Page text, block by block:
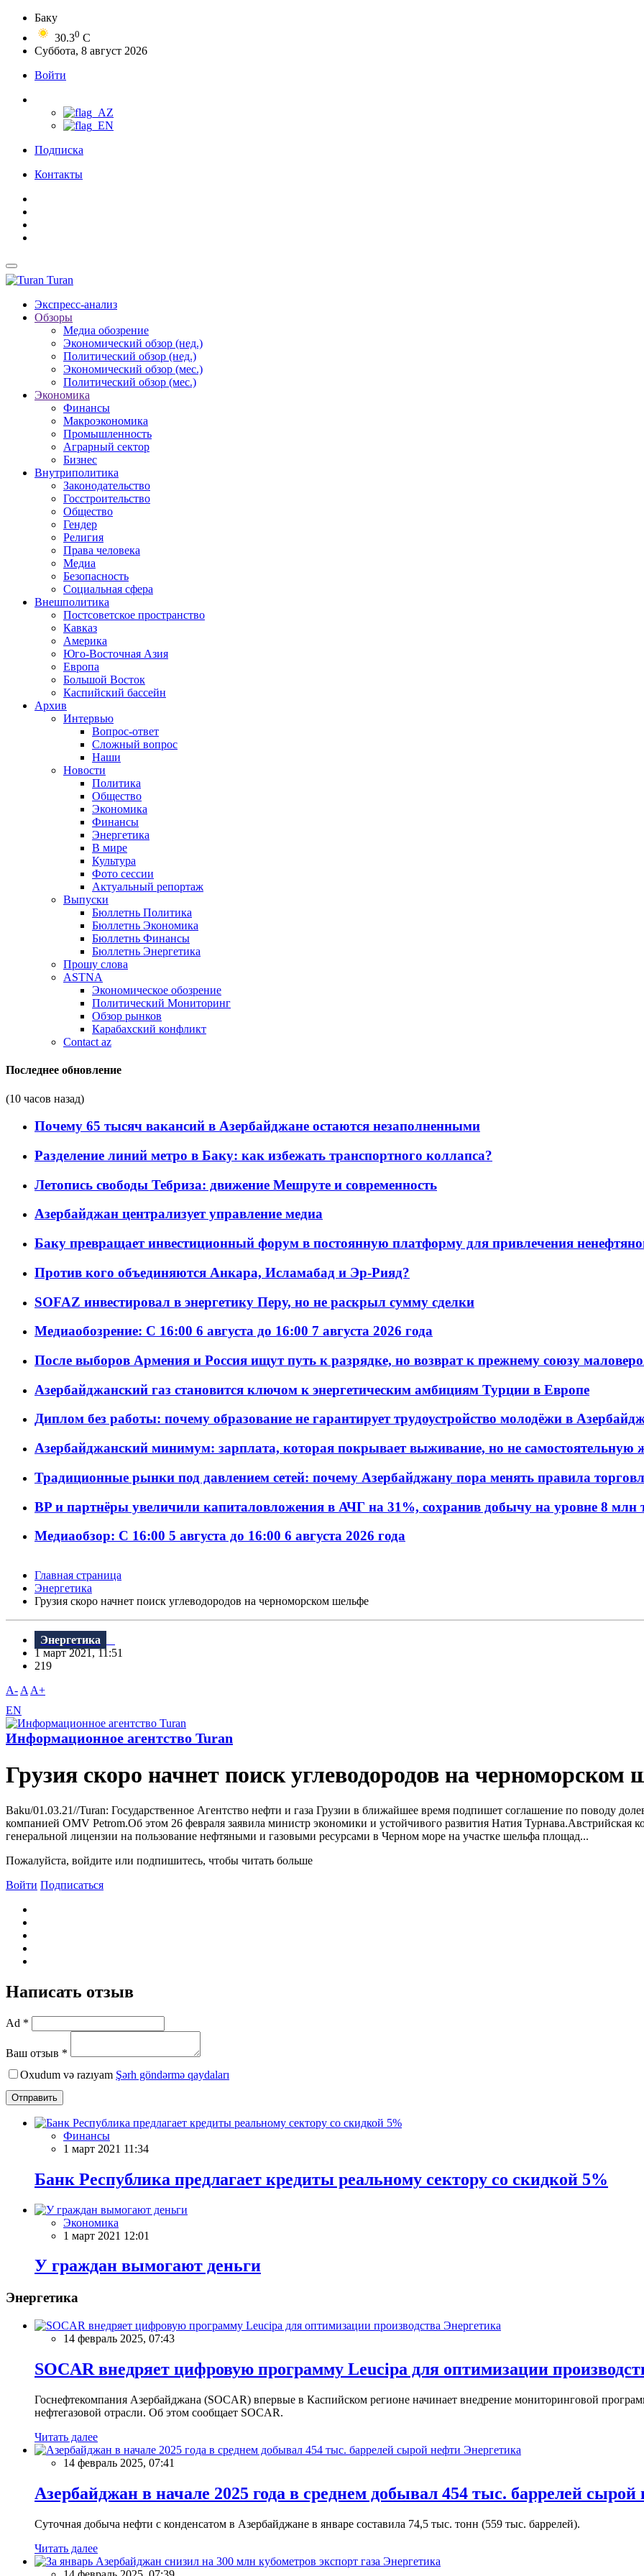
Баку
30.30 C
Суббота, 8 август 2026
Войти
Подписка
Контакты
Turan
Экспресс-анализ
Обзоры
Медиа обозрение
Экономический обзор (нед.)
Политический обзор (нед.)
Экономический обзор (мес.)
Политический обзор (мес.)
Экономика
Финансы
Макроэкономика
Промышленность
Аграрный сектор
Бизнес
Внутриполитика
Законодательство
Госстроительство
Общество
Гендер
Религия
Права человека
Медиа
Безопасность
Социальная сфера
Внешполитика
Постсоветское пространство
Кавказ
Америка
Юго-Восточная Азия
Европа
Большой Восток
Каспийский бассейн
Архив
Интервью
Вопрос-ответ
Сложный вопрос
Наши
Новости
Политика
Общество
Экономика
Финансы
Энергетика
В мире
Культура
Фото сессии
Актуальный репортаж
Выпуски
Бюллетнь Политика
Бюллетнь Экономика
Бюллетнь Финансы
Бюллетнь Энергетика
Прошу слова
ASTNA
Экономическое обозрение
Политический Мониторинг
Обзор рынков
Карабахский конфликт
Contact az
Последнее обновление
(10 часов назад)
Почему 65 тысяч вакансий в Азербайджане остаются незаполненными
Разделение линий метро в Баку: как избежать транспортного коллапса?
Летопись свободы Тебриза: движение Мешруте и современность
Азербайджан централизует управление медиа
Баку превращает инвестиционный форум в постоянную платформу для привлечения
Против кого объединяются Анкара, Исламабад и Эр-Рияд?
SOFAZ инвестировал в энергетику Перу, но не раскрыл сумму сделки
Медиаобозрение: С 16:00 6 августа до 16:00 7 августа 2026 года
После выборов Армения и Россия ищут путь к разрядке, но возврат к прежнему союзу
Азербайджанский газ становится ключом к энергетическим амбициям Турции в Европе
Диплом без работы: почему образование не гарантирует трудоустройство молодёжи в
Азербайджанский минимум: зарплата, которая покрывает выживание, но не самостоятельную
Традиционные рынки под давлением сетей: почему Азербайджану пора менять правила
BP и партнёры увеличили капиталовложения в АЧГ на 31%, сохранив добычу на уровне 8 млн
Медиаобзор: С 16:00 5 августа до 16:00 6 августа 2026 года
Главная страница
Энергетика
Грузия скоро начнет поиск углеводородов на черноморском шельфе
Энергетика
1 март 2021, 11:51
219
A- A A+
EN
Информационное агентство Turan
Грузия скоро начнет поиск углеводородов на черноморском
Baku/01.03.21//Turan: Государственное Агентство нефти и газа Грузии в ближайшее время подпишет соглашение по поводу
компанией OMV Petrom.Об этом 26 февраля заявила министр экономики и устойчивого развития Натия Турнава.Австрийская
генеральной лицензии на пользование нефтяными и газовыми ресурсами в Черном море на участке шельфа площад...
Пожалуйста, войдите или подпишитесь, чтобы читать больше
Войти Подписаться
Написать отзыв
Ad *
Ваш отзыв *
Oxudum və razıyam Şərh göndərmə qaydaları
Отправить
Финансы
1 март 2021 11:34
Банк Республика предлагает кредиты реальному сектору со скидкой 5%
Экономика
1 март 2021 12:01
У граждан вымогают деньги
Энергетика
Энергетика
14 февраль 2025, 07:43
SOCAR внедряет цифровую программу Leucipa для оптимизации
Госнефтекомпания Азербайджана (SOCAR) впервые в Каспийском регионе начинает внедрение мониторинговой
нефтегазовой отрасли. Об этом сообщает SOCAR.
Читать далее
Энергетика
14 февраль 2025, 07:41
Азербайджан в начале 2025 года в среднем добывал 454 тыс. баррелей сырой
Суточная добыча нефти с конденсатом в Азербайджане в январе составила 74,5 тыс. тонн (559 тыс. баррелей).
Читать далее
Энергетика